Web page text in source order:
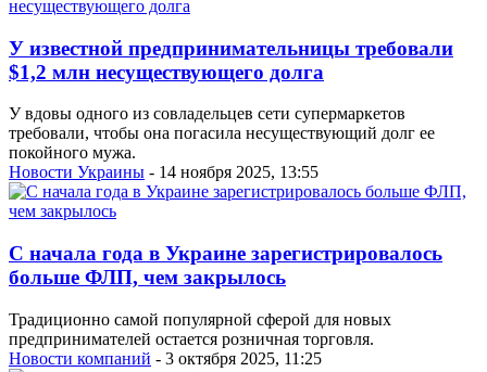
У известной предпринимательницы требовали
$1,2 млн несуществующего долга
У вдовы одного из совладельцев сети супермаркетов
требовали, чтобы она погасила несуществующий долг ее
покойного мужа.
Новости Украины - 14 ноября 2025, 13:55
С начала года в Украине зарегистрировалось
больше ФЛП, чем закрылось
Традиционно самой популярной сферой для новых
предпринимателей остается розничная торговля.
Новости компаний - 3 октября 2025, 11:25